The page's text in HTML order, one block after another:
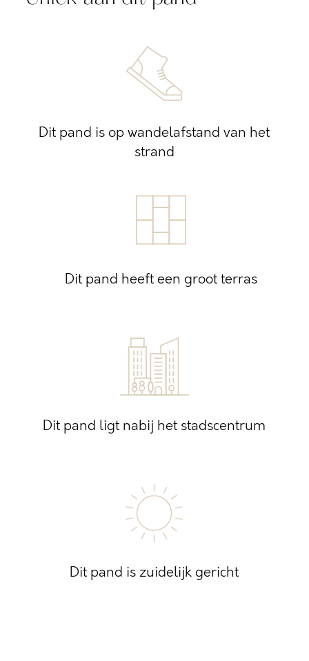
Dit pand is op wandelafstand van het
strand
Dit pand heeft een groot terras
Dit pand ligt nabij het stadscentrum
Dit pand is zuidelijk gericht